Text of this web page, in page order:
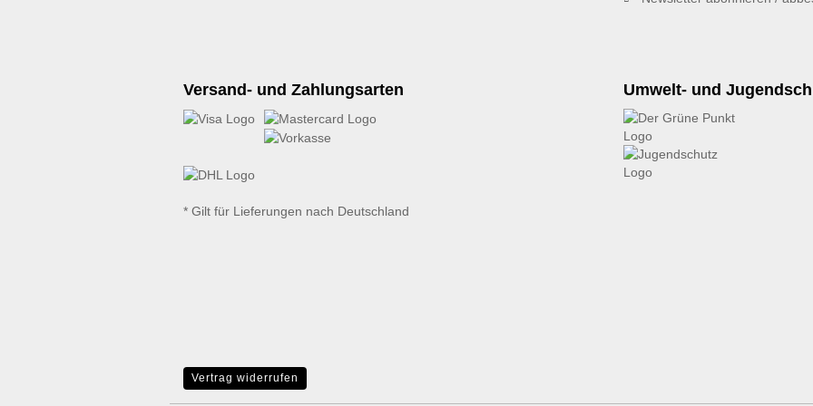
Versand- und Zahlungsarten
* Gilt für Lieferungen nach Deutschland
Umwelt- und
Vertrag widerrufen